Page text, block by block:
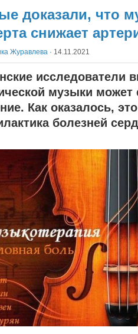
доказали, что
снижает
Журавлева · 14.11.2021
исследователи
музыки может
Как оказалось,
болезней